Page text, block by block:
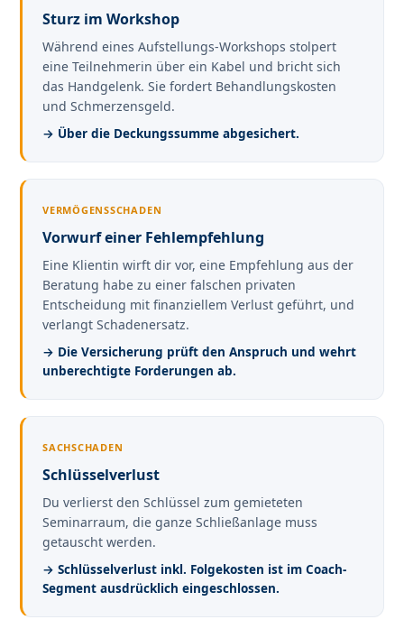
Sturz im Workshop
Während eines Aufstellungs-Workshops stolpert
eine Teilnehmerin über ein Kabel und bricht sich
das Handgelenk. Sie fordert Behandlungskosten
und Schmerzensgeld.
→ Über die Deckungssumme abgesichert.
VERMÖGENSSCHADEN
Vorwurf einer Fehlempfehlung
Eine Klientin wirft dir vor, eine Empfehlung aus der
Beratung habe zu einer falschen privaten
Entscheidung mit finanziellem Verlust geführt, und
verlangt Schadenersatz.
→ Die Versicherung prüft den Anspruch und wehrt
unberechtigte Forderungen ab.
SACHSCHADEN
Schlüsselverlust
Du verlierst den Schlüssel zum gemieteten
Seminarraum, die ganze Schließanlage muss
getauscht werden.
→ Schlüsselverlust inkl. Folgekosten ist im Coach-
Segment ausdrücklich eingeschlossen.